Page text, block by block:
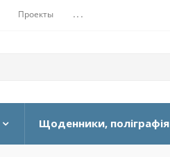
Проекты ...
Щоденники, поліграфія